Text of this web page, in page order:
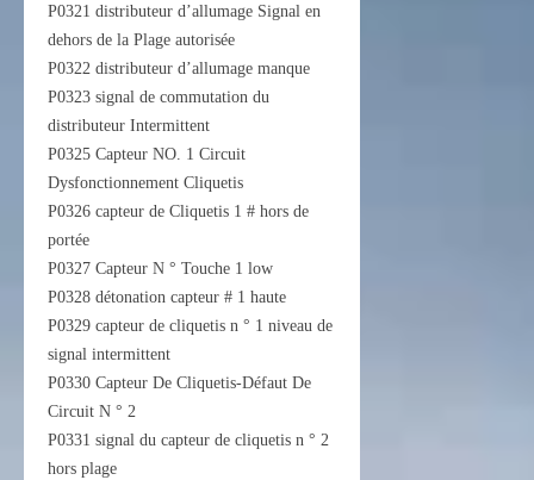
P0321 distributeur d’allumage Signal en
dehors de la Plage autorisée
P0322 distributeur d’allumage manque
P0323 signal de commutation du
distributeur Intermittent
P0325 Capteur NO. 1 Circuit
Dysfonctionnement Cliquetis
P0326 capteur de Cliquetis 1 # hors de
portée
P0327 Capteur N ° Touche 1 low
P0328 détonation capteur # 1 haute
P0329 capteur de cliquetis n ° 1 niveau de
signal intermittent
P0330 Capteur De Cliquetis-Défaut De
Circuit N ° 2
P0331 signal du capteur de cliquetis n ° 2
hors plage